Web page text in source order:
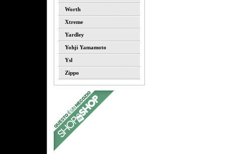
Worth
Xtreme
Yardley
Yohji Yamamoto
Ysl
Zippo